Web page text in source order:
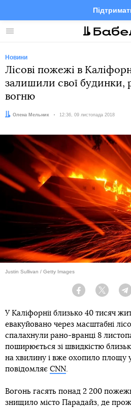
Меню Facebook
Новини
Лісові пожежі в
залишили свої будинки,
вогню
Автор:
Олена Мельник Дата:
12:36, 09 листопада 2018
Justin Sullivan / Getty Images
Facebook Twitter
У Каліфорнії близько 40 тисяч
евакуйовано через масштабні
спалахнули рано-вранці 8
поширюється зі швидкістю
на хвилину і вже охопило площу у
повідомляє CNN.
Вогонь гасять понад 2 200
знищило місто Парадайз, де